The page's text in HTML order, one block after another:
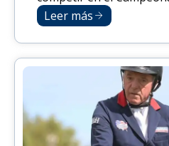
Leer más